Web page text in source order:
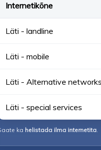
Internetikõne
Läti - landline
Läti - mobile
Läti - Alternative networks
Läti - special services
ka helistada ilma internetita.